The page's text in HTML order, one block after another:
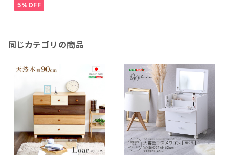
ペトラ- SH-08-PTR117
5%OFF
同じカテゴリの商品